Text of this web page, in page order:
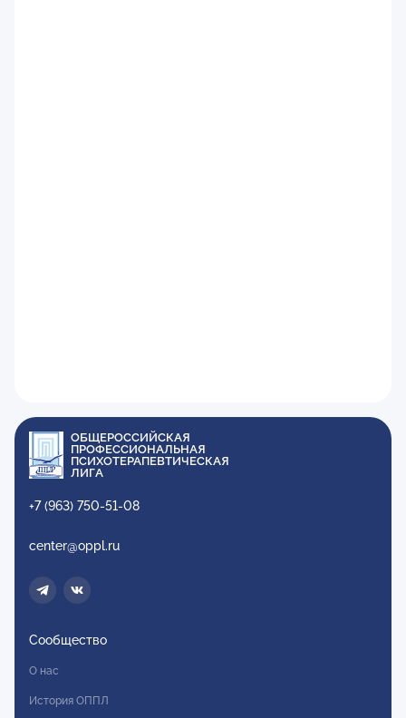
ОБЩЕРОССИЙСКАЯ
ПРОФЕССИОНАЛЬНАЯ
ПСИХОТЕРАПЕВТИЧЕСКАЯ
ЛИГА
+7 (963) 750-51-08
center@oppl.ru
Сообщество
О нас
История ОППЛ